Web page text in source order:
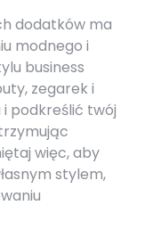
dodatków ma
modnego i
business
zegarek i
podkreślić twój
więc, aby
stylem,